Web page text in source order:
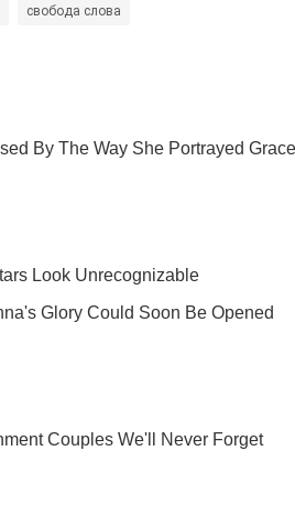
свобода слова